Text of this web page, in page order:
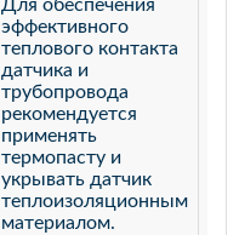
Для обеспечения
эффективного
теплового контакта
датчика и
трубопровода
рекомендуется
применять
термопасту и
укрывать датчик
теплоизоляционным
материалом.